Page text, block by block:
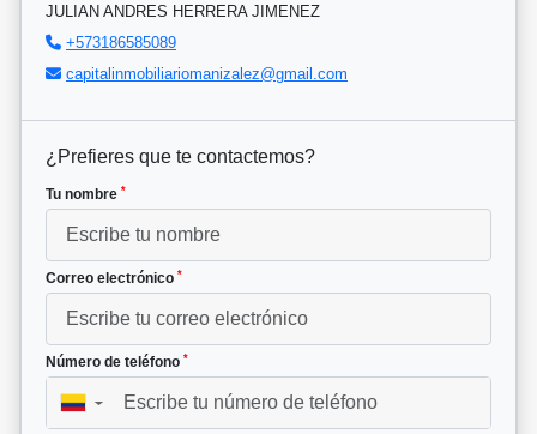
JULIAN ANDRES HERRERA JIMENEZ
+573186585089
capitalinmobiliariomanizalez@gmail.com
¿Prefieres que te contactemos?
Tu nombre *
Correo electrónico *
Número de teléfono *
▼